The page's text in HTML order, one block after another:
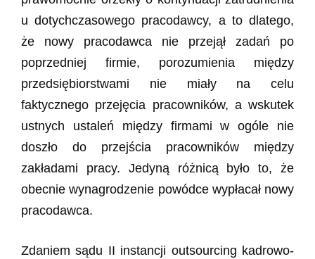
u dotychczasowego pracodawcy, a to dlatego,
że nowy pracodawca nie przejął zadań po
poprzedniej firmie, porozumienia między
przedsiębiorstwami nie miały na celu
faktycznego przejęcia pracowników, a wskutek
ustnych ustaleń między firmami w ogóle nie
doszło do przejścia pracowników między
zakładami pracy. Jedyną różnicą było to, że
obecnie wynagrodzenie powódce wypłacał nowy
pracodawca.
Zdaniem sądu II instancji outsourcing kadrowo-